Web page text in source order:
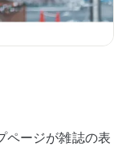
ページが雑誌の表